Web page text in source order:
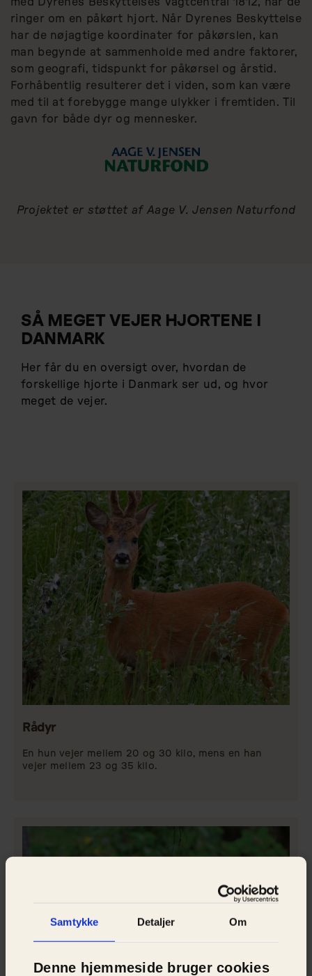
Samtykke Detaljer Om
Denne hjemmeside bruger cookies
ringer om en påkørt hjort. Når Dyrenes Beskyttelse
har de nøjagtige koordinater for påkørslen, kan
man begynde at sammenholde med andre faktorer,
som geografi, tidspunkt for påkørsel og årstid.
Forhåbentlig resulterer det i viden, som kan være
med til at forebygge mange ulykker i fremtiden. Til
gavn for både dyr og mennesker.
Projektet er støttet af Aage V. Jensen Naturfond
SÅ MEGET VEJER HJORTENE I
DANMARK
Her får du en oversigt over, hvordan de
forskellige hjorte i Danmark ser ud, og hvor
meget de vejer.
Rådyr
En hun vejer mellem 20 og 30 kilo, mens en han
vejer mellem 23 og 35 kilo.